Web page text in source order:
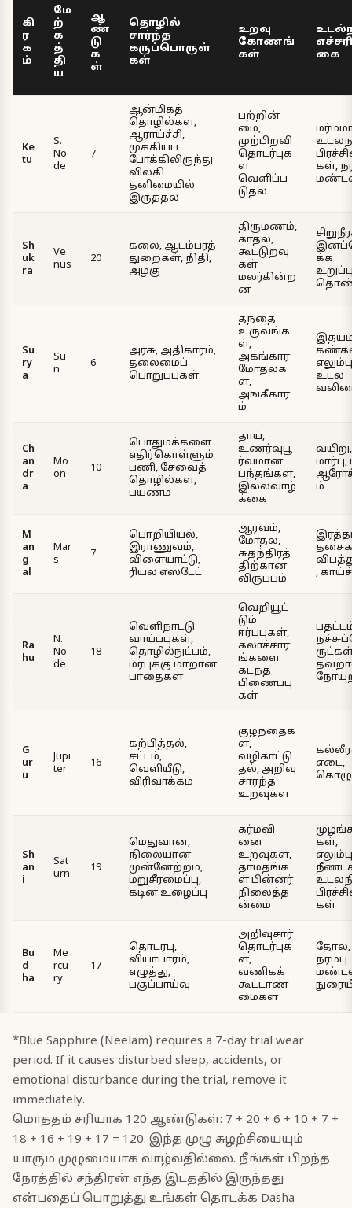
கி
ர
க
ம்
மே
ற்
க
த்
தி
ய
ஆ
ண்
டு
க
ள்
தொழில்
சார்ந்த
கருப்பொருள்
கள்
உறவு
கோணங்
கள்
கை
Ke
tu
S.
No
de
7
ஆன்மிகத்
தொழில்கள்,
ஆராய்ச்சி,
முக்கியப்
போக்கிலிருந்து
விலகி
தனிமையில்
இருத்தல்
பற்றின்
மை,
முற்பிறவி
தொடர்புக
ள்
வெளிப்ப
டுதல்
கள்,
Sh
uk
ra
Ve
nus
20
கலை, ஆடம்பரத்
துறைகள், நிதி,
அழகு
திருமணம்,
காதல்,
கூட்டுறவு
கள்
மலர்கின்ற
ன
க்க
Su
ry
a
Su
n
6
அரசு, அதிகாரம்,
தலைமைப்
பொறுப்புகள்
தந்தை
உருவங்க
ள்,
அகங்கார
மோதல்க
ள்,
அங்கீகார
ம்
உடல்
Ch
an
dr
a
Mo
on
10
பொதுமக்களை
எதிர்கொள்ளும்
பணி, சேவைத்
தொழில்கள்,
பயணம்
தாய்,
உணர்வுபூ
ர்வமான
பந்தங்கள்,
இல்லவாழ்
க்கை
வயிறு,
ம்
M
an
g
al
Mar
s
7
பொறியியல்,
இராணுவம்,
விளையாட்டு,
ரியல் எஸ்டேட்
ஆர்வம்,
மோதல்,
சுதந்திரத்
திற்கான
விருப்பம்
,
Ra
hu
N.
No
de
18
வெளிநாட்டு
வாய்ப்புகள்,
தொழில்நுட்பம்,
மரபுக்கு மாறான
பாதைகள்
வெறியூட்
டும்
ஈர்ப்புகள்,
கலாச்சார
ங்களை
கடந்த
பிணைப்பு
கள்
G
ur
u
Jupi
ter
16
கற்பித்தல்,
சட்டம்,
வெளியீடு,
விரிவாக்கம்
குழந்தைக
ள்,
வழிகாட்டு
தல், அறிவு
சார்ந்த
உறவுகள்
எடை,
Sh
an
i
Sat
urn
19
மெதுவான,
நிலையான
முன்னேற்றம்,
மறுசீரமைப்பு,
கடின உழைப்பு
கர்மவி
னை
உறவுகள்,
தாமதங்க
ள் பின்னர்
நிலைத்த
ன்மை
கள்,
கள்
Bu
d
ha
Me
rcu
ry
17
தொடர்பு,
வியாபாரம்,
எழுத்து,
பகுப்பாய்வு
அறிவுசார்
தொடர்புக
ள்,
வணிகக்
கூட்டாண்
மைகள்
தோல்,
நரம்பு
*Blue Sapphire (Neelam) requires a 7-day trial wear
period. If it causes disturbed sleep, accidents, or
emotional disturbance during the trial, remove it
immediately.
மொத்தம் சரியாக 120 ஆண்டுகள்: 7 + 20 + 6 + 10 + 7 +
18 + 16 + 19 + 17 = 120. இந்த முழு சுழற்சியையும்
யாரும் முழுமையாக வாழ்வதில்லை. நீங்கள் பிறந்த
நேரத்தில் சந்திரன் எந்த இடத்தில் இருந்தது
என்பதைப் பொறுத்து உங்கள் தொடக்க Dasha